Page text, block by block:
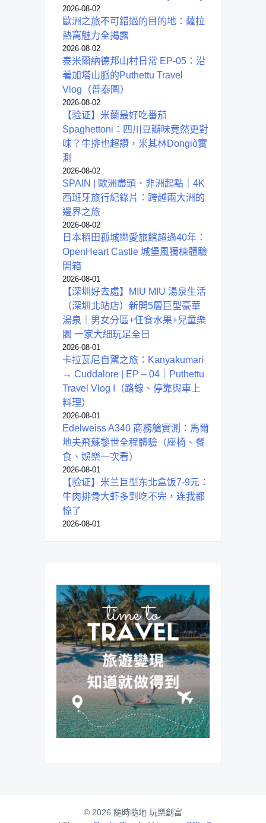
2026-08-02
歐洲之旅不可錯過的目的地：薩拉
熱窩魅力全揭露
2026-08-02
泰米爾納德邦山村日常 EP-05：沿
著加塔山脈的Puthettu Travel
Vlog（普泰圖）
2026-08-02
【验证】米蘭最好吃番茄
Spaghettoni：四川豆瓣味竟然更對
味？牛排也超讚，米其林Dongiò實
測
2026-08-02
SPAIN | 歐洲盡頭、非洲起點｜4K
西班牙旅行紀錄片：跨越兩大洲的
邊界之旅
2026-08-02
日本稻田孤城戀愛旅館超過40年：
OpenHeart Castle 城堡風獨棟體驗
開箱
2026-08-01
【深圳好去處】MIU MIU 湯泉生活
（深圳北站店）新開5層巨型豪華
湯泉｜男女分區+任食水果+兒童樂
園 一家大細玩足全日
2026-08-01
卡拉瓦尼自駕之旅：Kanyakumari
→ Cuddalore | EP – 04｜Puthettu
Travel Vlog I（路線、停靠與車上
料理）
2026-08-01
Edelweiss A340 商務艙實測：馬爾
地夫飛蘇黎世全程體驗（座椅、餐
食、娛樂一次看）
2026-08-01
【验证】米兰巨型东北盒饭7-9元：
牛肉排骨大虾多到吃不完，连我都
惊了
2026-08-01
© 2026 隨時隨地 玩樂創富